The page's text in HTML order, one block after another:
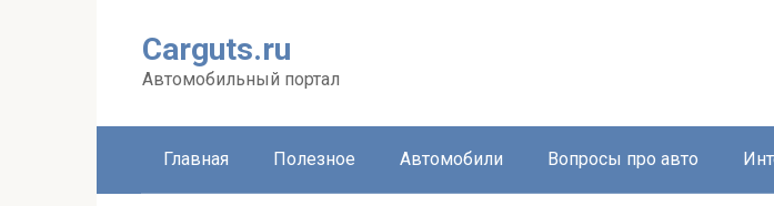
Carguts.ru
Автомобильный портал
Главная Полезное Автомобили Вопросы про авто